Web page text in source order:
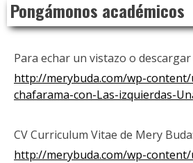
content
Pongámonos académicos
Para echar un vistazo o
http://merybuda.com/wp-
chafarama-con-Las-izquierdas-
CV Curriculum Vitae de Mery Buda:
http://merybuda.com/wp-